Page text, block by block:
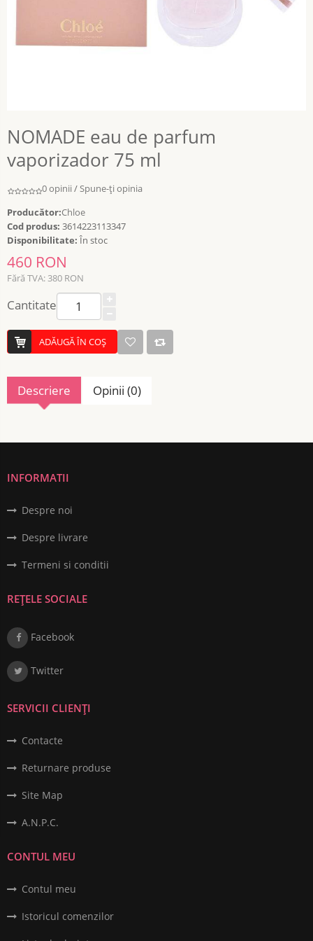
NOMADE eau de parfum
vaporizador 75 ml
0 opinii /Spune-ţi opinia
Producător:Chloe
Cod produs: 3614223113347
Disponibilitate: În stoc
460 RON
Fără TVA: 380 RON
Cantitate
ADĂUGĂ ÎN COŞ
Descriere Opinii (0)
INFORMATII
Despre noi
Despre livrare
Termeni si conditii
REȚELE SOCIALE
Facebook
Twitter
SERVICII CLIENȚI
Contacte
Returnare produse
Site Map
A.N.P.C.
CONTUL MEU
Contul meu
Istoricul comenzilor